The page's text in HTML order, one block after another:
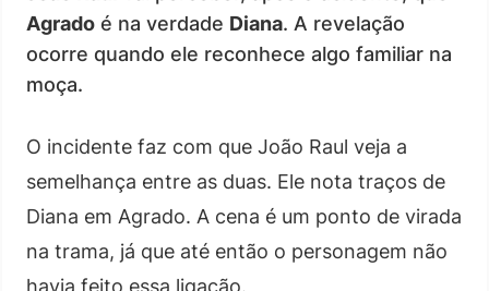
Agrado é na verdade Diana. A revelação
ocorre quando ele reconhece algo familiar na
moça.
O incidente faz com que João Raul veja a
semelhança entre as duas. Ele nota traços de
Diana em Agrado. A cena é um ponto de virada
na trama, já que até então o personagem não
havia feito essa ligação.